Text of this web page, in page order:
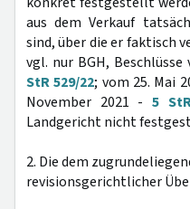
aus dem Verkauf
sind, über die er faktisch
vgl. nur BGH, Beschlüsse
StR 529/22; vom 25. Mai
November 2021 - 5
Landgericht nicht
2. Die dem
revisionsgerichtlicher